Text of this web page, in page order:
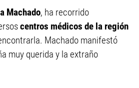
Machado, ha recorrido
centros médicos de la región
Machado manifestó
muy querida y la extraño